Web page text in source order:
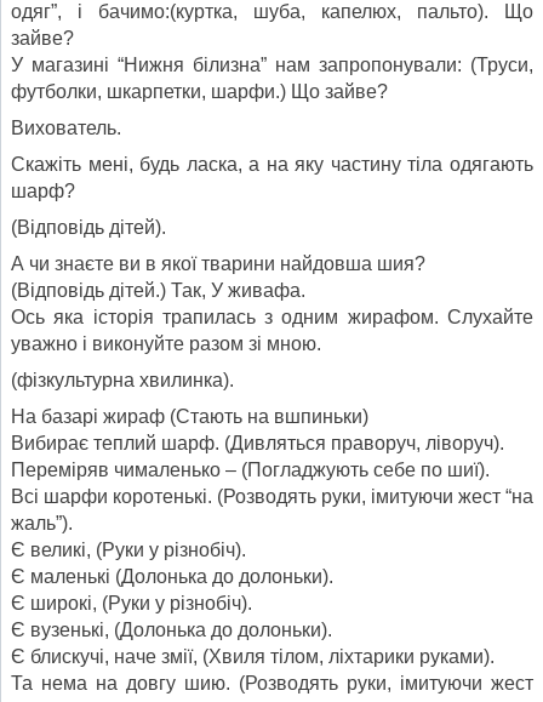
одяг”, і бачимо:(куртка, шуба, капелюх, пальто). Що
зайве?
У магазині “Нижня білизна” нам запропонували: (Труси,
футболки, шкарпетки, шарфи.) Що зайве?
Вихователь.
Скажіть мені, будь ласка, а на яку частину тіла одягають
шарф?
(Відповідь дітей).
А чи знаєте ви в якої тварини найдовша шия?
(Відповідь дітей.) Так, У живафа.
Ось яка історія трапилась з одним жирафом. Слухайте
уважно і виконуйте разом зі мною.
(фізкультурна хвилинка).
На базарі жираф (Стають на вшпиньки)
Вибирає теплий шарф. (Дивляться праворуч, ліворуч).
Переміряв чималенько – (Погладжують себе по шиї).
Всі шарфи коротенькі. (Розводять руки, імитуючи жест “на
жаль”).
Є великі, (Руки у різнобіч).
Є маленькі (Долонька до долоньки).
Є широкі, (Руки у різнобіч).
Є вузенькі, (Долонька до долоньки).
Є блискучі, наче змії, (Хвиля тілом, ліхтарики руками).
Та нема на довгу шию. (Розводять руки, імитуючи жест